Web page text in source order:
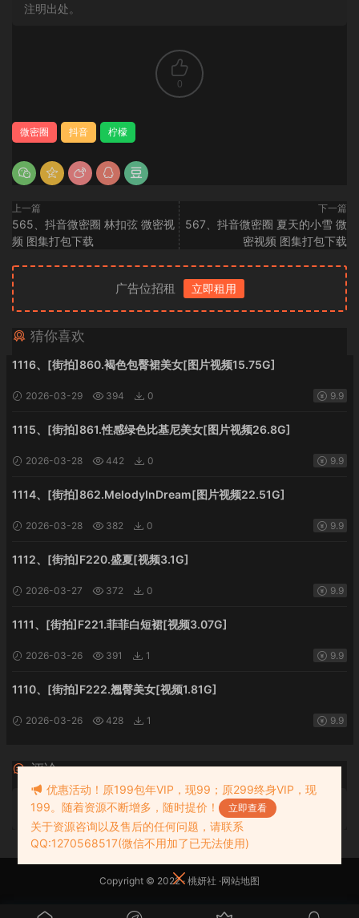
注明出处。
0
微密圈 抖音 柠檬
上一篇
565、抖音微密圈 林扣弦 微密视
频 图集打包下载
下一篇
567、抖音微密圈 夏天的小雪 微
密视频 图集打包下载
广告位招租 立即租用
猜你喜欢
1116、[街拍]860.褐色包臀裙美女[图片视频15.75G]
2026-03-29 394 0 9.9
1115、[街拍]861.性感绿色比基尼美女[图片视频26.8G]
2026-03-28 442 0 9.9
1114、[街拍]862.MelodyInDream[图片视频22.51G]
2026-03-28 382 0 9.9
1112、[街拍]F220.盛夏[视频3.1G]
2026-03-27 372 0 9.9
1111、[街拍]F221.菲菲白短裙[视频3.07G]
2026-03-26 391 1 9.9
1110、[街拍]F222.翘臀美女[视频1.81G]
2026-03-26 428 1 9.9
评论 0
请先登录
Copyright © 2022 · 桃妍社 ·网站地图
优惠活动！原199包年VIP，现99；原299终身VIP，现
199。随着资源不断增多，随时提价！
立即查看
关于资源咨询以及售后的任何问题，请联系
QQ:1270568517(微信不用加了已无法使用)